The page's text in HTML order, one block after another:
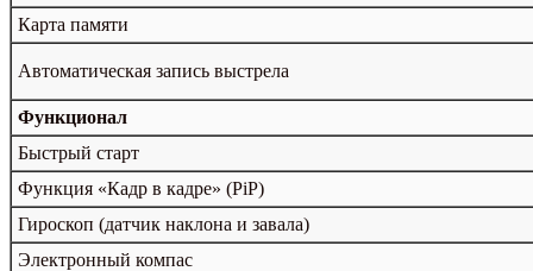
Карта памяти
Автоматическая запись выстрела
Функционал
Быстрый старт
Функция «Кадр в кадре» (PiP)
Гироскоп (датчик наклона и завала)
Электронный компас